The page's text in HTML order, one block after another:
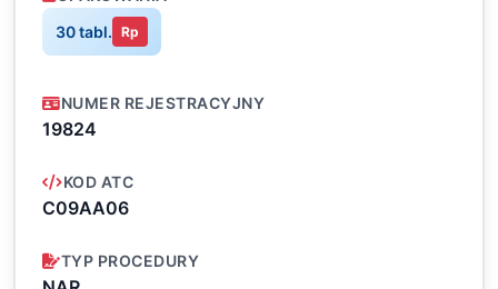
30 tabl. Rp
NUMER REJESTRACYJNY
19824
KOD ATC
C09AA06
TYP PROCEDURY